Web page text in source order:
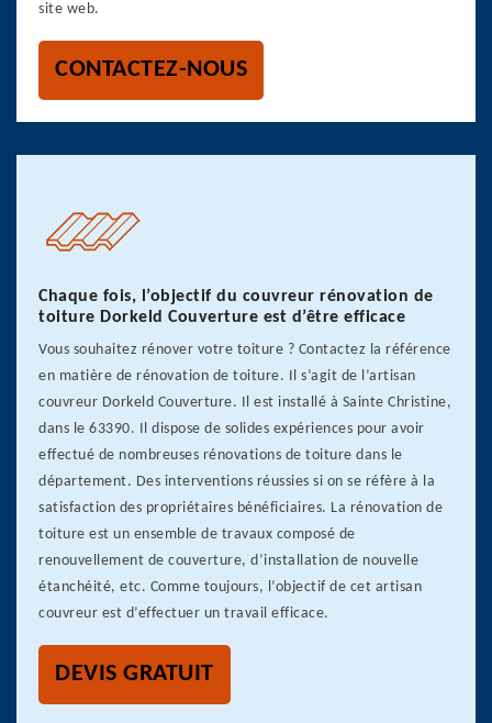
site web.
CONTACTEZ-NOUS
Chaque fois, l’objectif du couvreur rénovation de
toiture Dorkeld Couverture est d’être efficace
Vous souhaitez rénover votre toiture ? Contactez la référence
en matière de rénovation de toiture. Il s’agit de l’artisan
couvreur Dorkeld Couverture. Il est installé à Sainte Christine,
dans le 63390. Il dispose de solides expériences pour avoir
effectué de nombreuses rénovations de toiture dans le
département. Des interventions réussies si on se réfère à la
satisfaction des propriétaires bénéficiaires. La rénovation de
toiture est un ensemble de travaux composé de
renouvellement de couverture, d’installation de nouvelle
étanchéité, etc. Comme toujours, l’objectif de cet artisan
couvreur est d’effectuer un travail efficace.
DEVIS GRATUIT